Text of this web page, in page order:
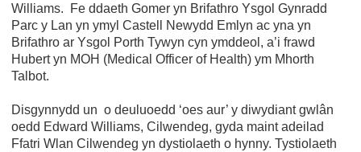
Williams. Fe ddaeth Gomer yn Brifathro Ysgol Gynradd
Parc y Lan yn ymyl Castell Newydd Emlyn ac yna yn
Brifathro ar Ysgol Porth Tywyn cyn ymddeol, a’i frawd
Hubert yn MOH (Medical Officer of Health) ym Mhorth
Talbot.
Disgynnydd un o deuluoedd ‘oes aur’ y diwydiant gwlân
oedd Edward Williams, Cilwendeg, gyda maint adeilad
Ffatri Wlan Cilwendeg yn dystiolaeth o hynny. Tystiolaeth